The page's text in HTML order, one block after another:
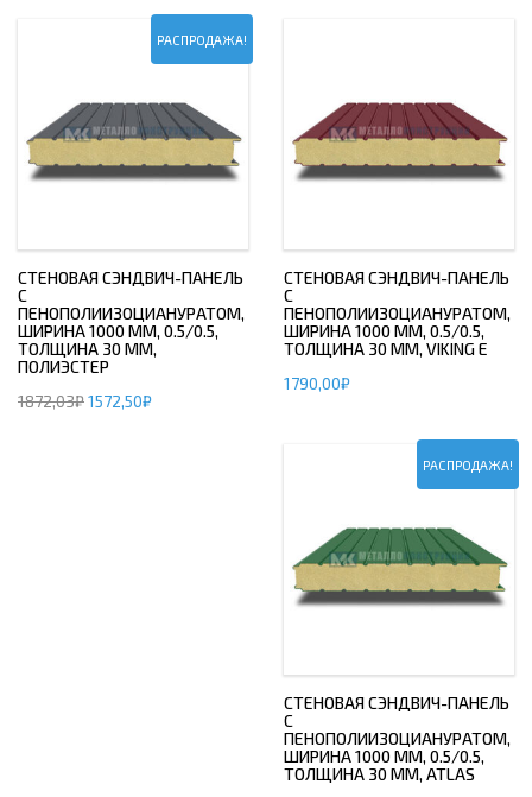
РАСПРОДАЖА!
СТЕНОВАЯ СЭНДВИЧ-ПАНЕЛЬ
С
ПЕНОПОЛИИЗОЦИАНУРАТОМ,
ШИРИНА 1000 ММ, 0.5/0.5,
ТОЛЩИНА 30 ММ,
ПОЛИЭСТЕР
1872,03₽1572,50₽
СТЕНОВАЯ СЭНДВИЧ-ПАНЕЛЬ
С
ПЕНОПОЛИИЗОЦИАНУРАТОМ,
ШИРИНА 1000 ММ, 0.5/0.5,
ТОЛЩИНА 30 ММ, VIKING E
1790,00₽
РАСПРОДАЖА!
СТЕНОВАЯ СЭНДВИЧ-ПАНЕЛЬ
С
ПЕНОПОЛИИЗОЦИАНУРАТОМ,
ШИРИНА 1000 ММ, 0.5/0.5,
ТОЛЩИНА 30 ММ, ATLAS